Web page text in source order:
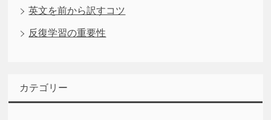
英文を前から訳すコツ
反復学習の重要性
カテゴリー